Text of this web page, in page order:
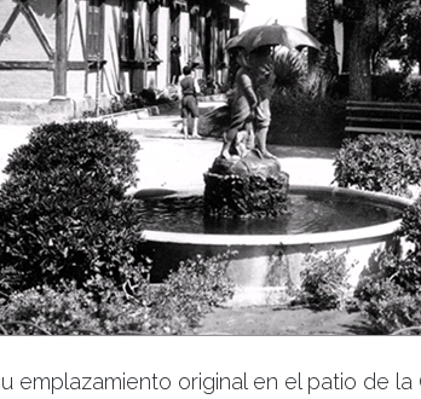
emplazamiento original en el patio de la